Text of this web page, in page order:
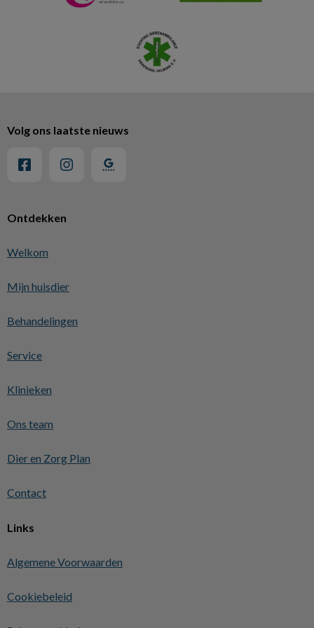
Ontdekken
Welkom
Mijn huisdier
Behandelingen
Service
Klinieken
Ons team
Dier en Zorg Plan
Contact
Links
Algemene Voorwaarden
Cookiebeleid
Volg ons laatste nieuws